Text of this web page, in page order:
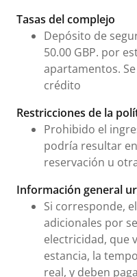
Tarifas e información
Tasas del complejo
Depósito de
50.00 GBP. por
apartamentos.
crédito
Restricciones de la
Prohibido el
podría resultar
reservación u
Información general
Si corresponde,
adicionales por
electricidad, que
estancia, la
real, y deben